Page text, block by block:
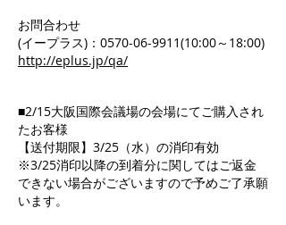
お問合わせ
(イープラス)：0570-06-9911(10:00～18:00)
http://eplus.jp/qa/
■2/15大阪国際会議場の会場にてご購入され
たお客様
【送付期限】3/25（水）の消印有効
※3/25消印以降の到着分に関してはご返金
できない場合がございますので予めご了承願
います。